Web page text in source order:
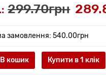
299.70грн
замовлення: 540.00грн
В кошик Купити в 1 клiк